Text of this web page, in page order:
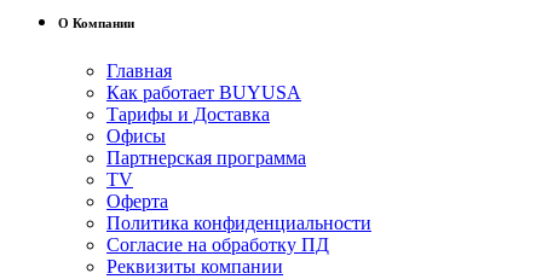
О Компании
Главная
Как работает BUYUSA
Тарифы и Доставка
Офисы
Партнерская программа
TV
Оферта
Политика конфиденциальности
Согласие на обработку ПД
Реквизиты компании